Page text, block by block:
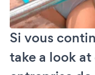
Si vous
take a look